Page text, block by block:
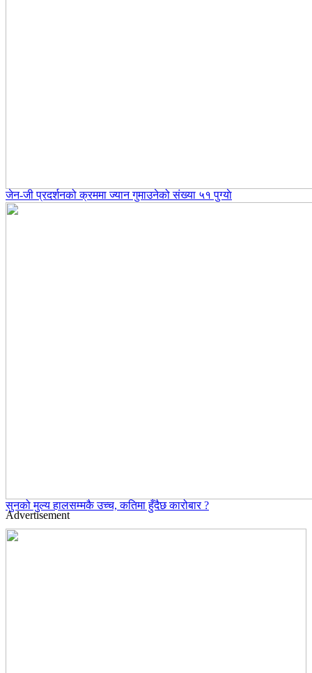
जेन-जी प्रदर्शनको क्रममा ज्यान गुमाउनेको संख्या ५१ पुग्याे
सुनको मुल्य हालसम्मकै उच्च, कतिमा हुँदैछ कारोबार ?
Advertisement